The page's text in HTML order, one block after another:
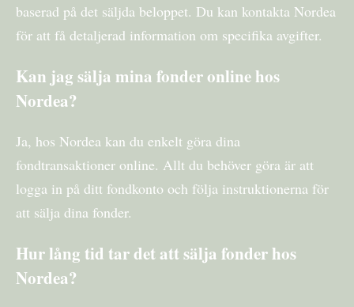
baserad på det säljda beloppet. Du kan kontakta Nordea
för att få detaljerad information om specifika avgifter.
Kan jag sälja mina fonder online hos
Nordea?
Ja, hos Nordea kan du enkelt göra dina
fondtransaktioner online. Allt du behöver göra är att
logga in på ditt fondkonto och följa instruktionerna för
att sälja dina fonder.
Hur lång tid tar det att sälja fonder hos
Nordea?